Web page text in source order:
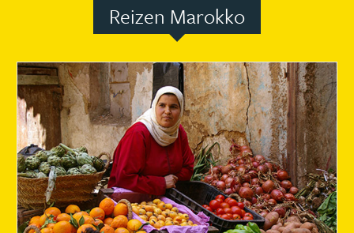
Reizen Marokko